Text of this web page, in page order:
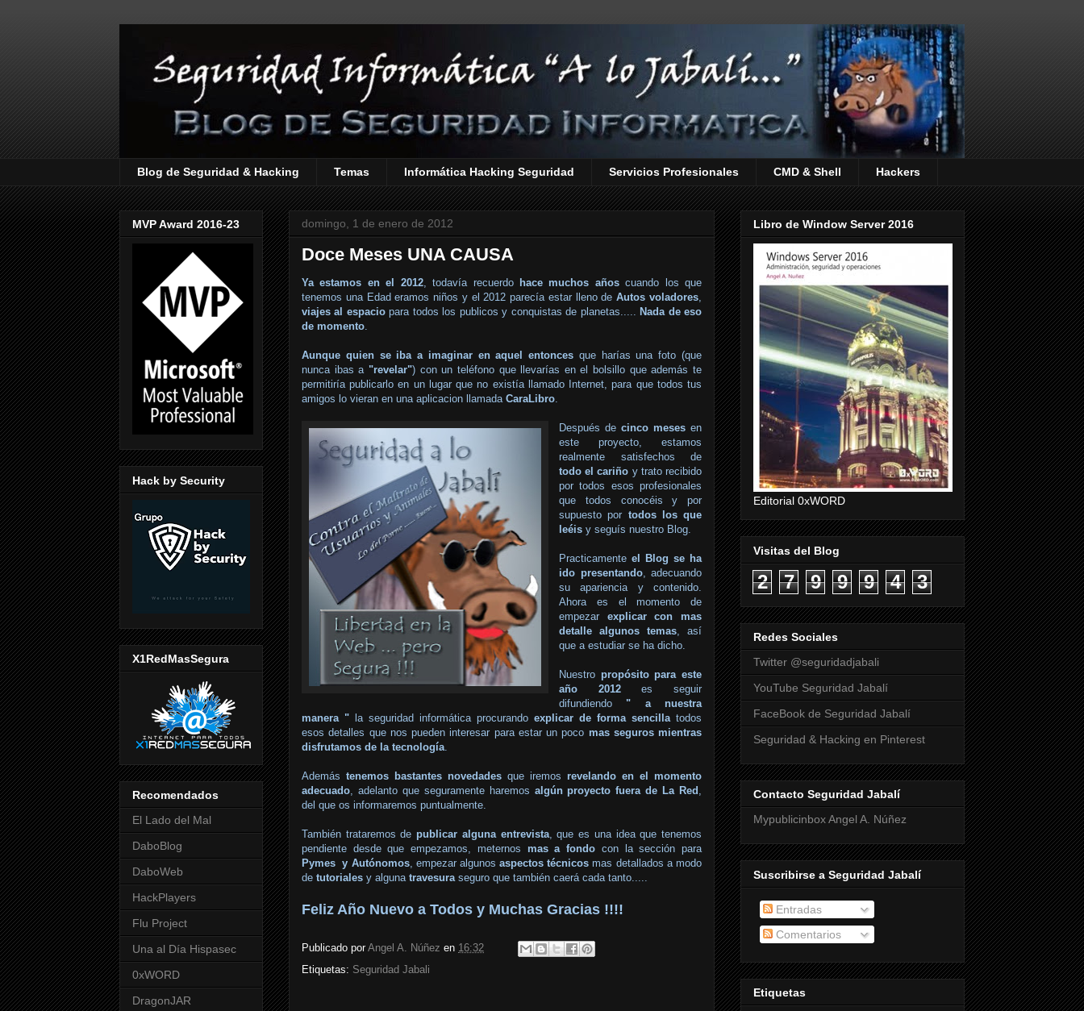
Blog de Seguridad & Hacking Temas Informática Hacking Seguridad Servicios Profesionales CMD & Shell Hackers
domingo, 1 de enero de 2012
Doce Meses UNA CAUSA
Ya estamos en el 2012, todavía recuerdohace muchos añoscuando los que
tenemos una Edad eramos niños y el 2012 parecía estar lleno deAutos voladores
viajes al espaciopara todos los publicos y conquistas de planetas.....
Nada de eso
de momento
Aunque quien se iba a imaginar en aquel entonces que harías una foto (que
nunca ibas a "revelar") con un teléfono que llevarías en el bolsillo que además te
permitiría publicarlo en un lugar que no existía llamado Internet, para que todos tus
amigos lo vieran en una aplicacion llamada CaraLibro
Después de cinco meses en
este proyecto, estamos
realmente satisfechos de
todo el cariño y trato recibido
por todos esos profesionales
que todos conocéis y por
supuesto por todos los que
leéis y seguís nuestro Blog.
Practicamente el Blog se ha
ido presentando, adecuando
su apariencia y contenido.
Ahora es el momento de
empezar explicar con mas
detalle algunos temas , así
que a estudiar se ha dicho.
Nuestro propósito para este
año 2012es seguir
difundiendo " a nuestra
manera " la seguridad informática procurando explicar de forma sencilla todos
esos detalles que nos pueden interesar para estar un poco mas seguros mientras
disfrutamos de la tecnología
Además tenemos bastantes novedades que iremos revelando en el momento
adecuado , adelanto que seguramente haremos algún proyecto fuera de La Red
del que os informaremos puntualmente.
También trataremos depublicar alguna entrevista, que es una idea que tenemos
pendiente desde que empezamos, meternos mas a fondo con la sección para
Pymes y Autónomos, empezar algunosaspectos técnicos mas detallados a modo
de tutoriales y alguna travesura seguro que también caerá cada tanto.....
Feliz Año Nuevo a Todos y Muchas Gracias !!!!
Publicado por Angel A. Núñez en 16:32
Etiquetas: Seguridad Jabali
MVP Award 2016-23
Hack by Security
X1RedMasSegura
Recomendados
El Lado del Mal
DaboBlog
DaboWeb
HackPlayers
Flu Project
Una al Día Hispasec
0xWORD
DragonJAR
Libro de Window Server 2016
Editorial 0xWORD
Visitas del Blog
2 7 9 9 9 4 3
Redes Sociales
Twitter @seguridadjabali
YouTube Seguridad Jabalí
FaceBook de Seguridad Jabalí
Seguridad & Hacking en Pinterest
Contacto Seguridad Jabalí
Mypublicinbox Angel A. Núñez
Suscribirse a Seguridad Jabalí
Entradas
Comentarios
Etiquetas